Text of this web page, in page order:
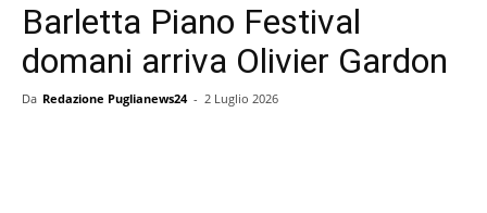
Barletta Piano Festival
domani arriva Olivier Gardon
Da Redazione Puglianews24 - 2 Luglio 2026